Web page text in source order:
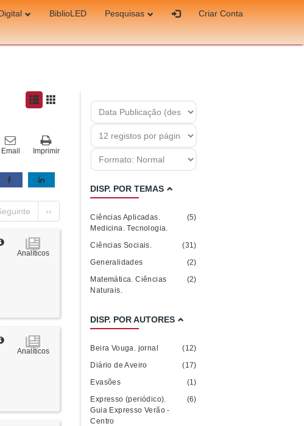
BiblioLED Pesquisas
Criar Conta
Imprimir
Email
››
Analíticos
Analíticos
DISP. POR TEMAS
Ciências Aplicadas.
Medicina. Tecnologia.
(5)
Ciências Sociais.
(31)
Generalidades
(2)
Matemática. Ciências
Naturais.
(2)
DISP. POR AUTORES
Beira Vouga. jornal
(12)
Diário de Aveiro
(17)
Evasões
(1)
Expresso (periódico).
Guia Expresso Verão -
Centro
(6)